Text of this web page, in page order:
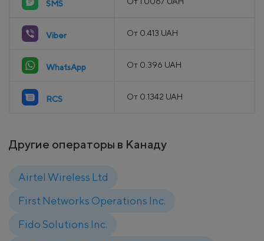
SMS
Viber От 0.413 UAH
WhatsApp От 0.396 UAH
RCS От 0.1342 UAH
Другие операторы в Канаду
Airtel Wireless Ltd
First Networks Operations Inc.
Fido Solutions Inc.